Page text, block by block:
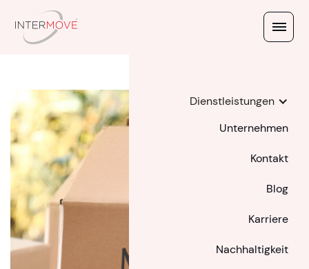
Dienstleistungen
Unternehmen
Kontakt
Blog
Karriere
Nachhaltigkeit